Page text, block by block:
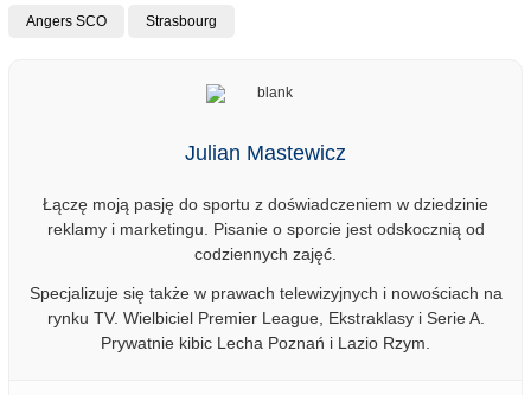
Angers SCO Strasbourg
Julian Mastewicz
Łączę moją pasję do sportu z doświadczeniem w dziedzinie
reklamy i marketingu. Pisanie o sporcie jest odskocznią od
codziennych zajęć.
Specjalizuje się także w prawach telewizyjnych i nowościach na
rynku TV. Wielbiciel Premier League, Ekstraklasy i Serie A.
Prywatnie kibic Lecha Poznań i Lazio Rzym.